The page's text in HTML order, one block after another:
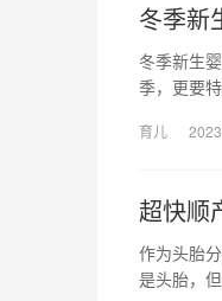
冬季新
冬季新生
季，更要
育儿
超快顺
作为头胎
是头胎，